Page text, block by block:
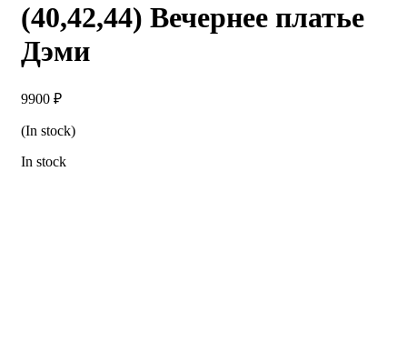
(40,42,44) Вечернее платье
Дэми
9900 ₽
(In stock)
In stock